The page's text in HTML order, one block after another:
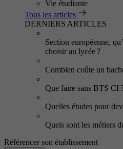
Vie étudiante
Tous les articles
DERNIERS ARTICLES
Section européenne,
choisir au lycée ?
Combien coûte un
Que faire sans BTS CI
Quelles études pour
Quels sont les métiers
Référencer son établissement